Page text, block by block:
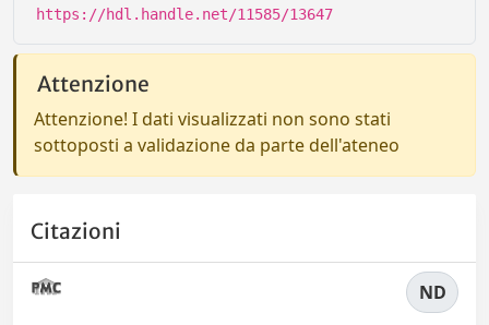
https://hdl.handle.net/11585/13647
Attenzione
Attenzione! I dati visualizzati non sono stati
sottoposti a validazione da parte dell'ateneo
Citazioni
ND